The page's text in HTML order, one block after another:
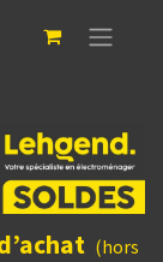
(hors